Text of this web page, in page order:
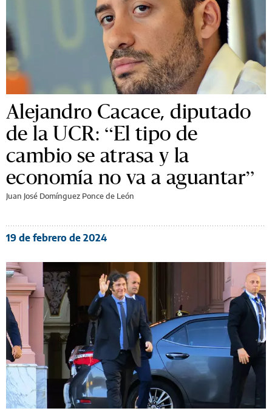
Alejandro Cacace, diputado
de la UCR: “El tipo de
cambio se atrasa y la
economía no va a aguantar”
Juan José Domínguez Ponce de León
19 de febrero de 2024